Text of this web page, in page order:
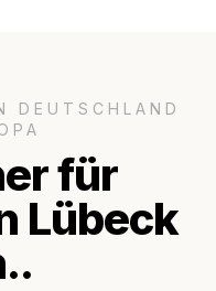
DEUTSCHLAND
für
Lübeck